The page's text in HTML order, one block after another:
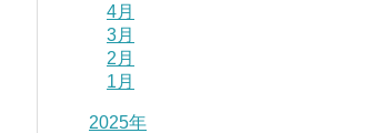
4月
3月
2月
1月
2025年